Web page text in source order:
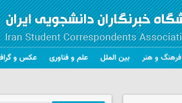
فرهنگ و هنر بین الملل علم و فناوری عکس و